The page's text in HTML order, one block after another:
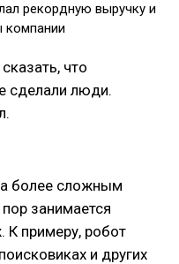
рекордную выручку и
компании
что
сделали люди.
более сложным
занимается
К примеру, робот
и других